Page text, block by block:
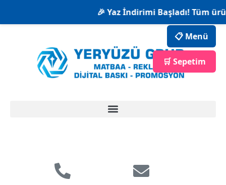
🎉 Yaz İndirimi Başladı! Tüm
📋 Menü
🛒 Sepetim